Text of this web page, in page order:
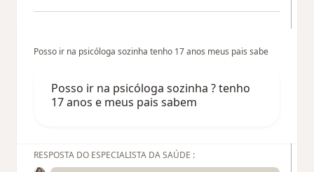
Posso ir na psicóloga sozinha tenho 17 anos meus pais sabe
Posso ir na psicóloga sozinha ? tenho
17 anos e meus pais sabem
RESPOSTA DO ESPECIALISTA DA SAÚDE :